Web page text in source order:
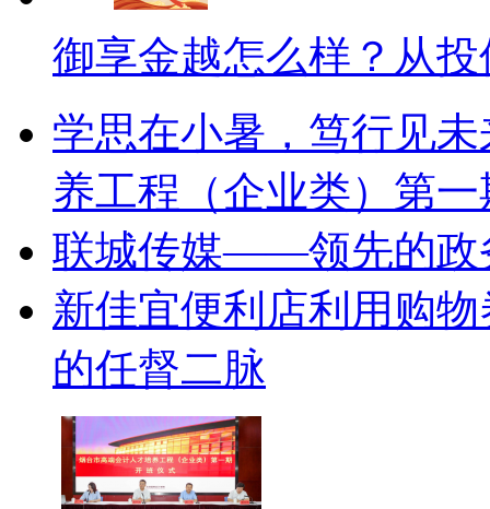
御享金越怎么样？从
学思在小暑，笃行见
养工程（企业类）第
联城传媒——领先的政
新佳宜便利店利用购
的任督二脉